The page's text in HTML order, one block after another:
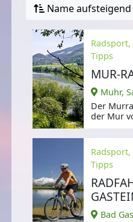
Name aufsteigend
Tipps
MUR-
Muhr,
Der
der Mur
Tipps
Bad